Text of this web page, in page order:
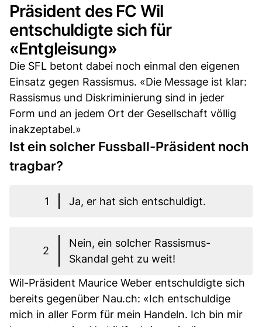
Präsident des FC Wil
entschuldigte sich für
«Entgleisung»
Die SFL betont dabei noch einmal den eigenen
Einsatz gegen Rassismus. «Die Message ist klar:
Rassismus und Diskriminierung sind in jeder
Form und an jedem Ort der Gesellschaft völlig
inakzeptabel.»
Ist ein solcher Fussball-Präsident noch
tragbar?
1 Ja, er hat sich entschuldigt.
2
Nein, ein solcher Rassismus-
Skandal geht zu weit!
Wil-Präsident Maurice Weber entschuldigte sich
bereits gegenüber Nau.ch: «Ich entschuldige
mich in aller Form für mein Handeln. Ich bin mir